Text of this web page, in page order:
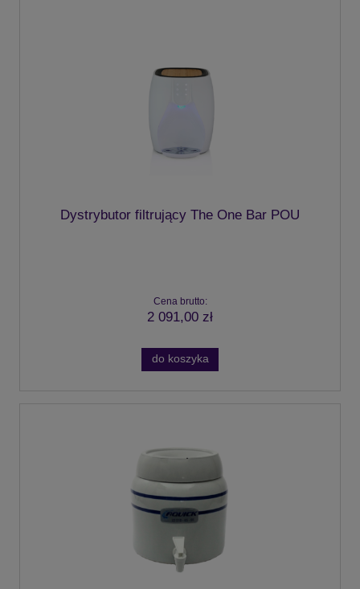
Dystrybutor filtrujący The One Bar POU
Cena brutto:
2 091,00 zł
do koszyka